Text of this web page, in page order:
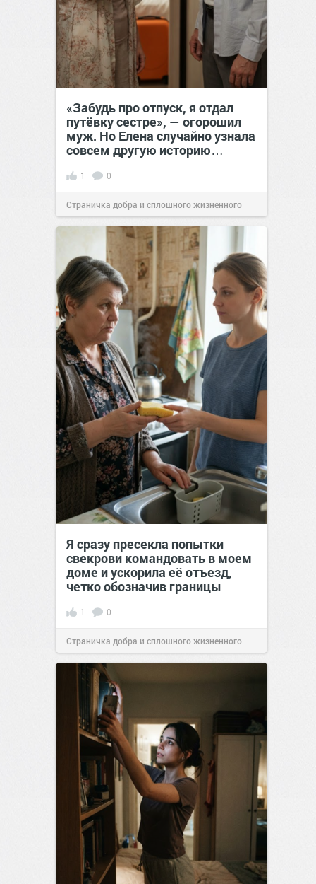
«Забудь про отпуск, я отдал
путёвку сестре», — огорошил
муж. Но Елена случайно узнала
совсем другую историю…
1 0
Страничка добра и сплошного жизненного
позитива!00:28Вчера
Я сразу пресекла попытки
свекрови командовать в моем
доме и ускорила её отъезд,
четко обозначив границы
1 0
Страничка добра и сплошного жизненного
позитива!00:28Вчера